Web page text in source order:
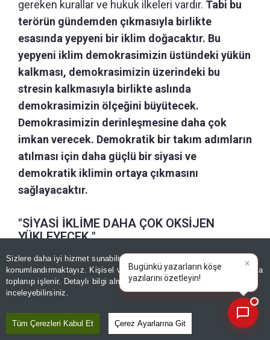
Sizlere daha iyi hizmet sunabilmek adına sitemizde
konumlandırmaktayız. Kişisel verileriniz, KVKK ve GDPR kapsamında
toplanıp işlenir. Detaylı bilgi almak içinAydınlatma Metnimizi
inceleyebilirsiniz.
Tüm Çerezleri Kabul Et Çerez Ayarlarına Git
gereken kurallar ve hukuk ilkeleri vardır. Tabi bu
terörün gündemden çıkmasıyla birlikte
esasında yepyeni bir iklim doğacaktır. Bu
yepyeni iklim demokrasimizin üstündeki yükün
kalkması, demokrasimizin üzerindeki bu
stresin kalkmasıyla birlikte aslında
demokrasimizin ölçeğini büyütecek.
Demokrasimizin derinleşmesine daha çok
imkan verecek. Demokratik bir takım adımların
atılması için daha güçlü bir siyasi ve
demokratik iklimin ortaya çıkmasını
sağlayacaktır.
"SİYASİ İKLİME DAHA ÇOK OKSİJEN
YÜKLEYECEK "
Bu arada bundan sonrasında bu silah
bahsettiğimiz şekilde PKK -KCK terör örgütü
sona erer, Milli Güvenlik Kurulu bu kararıyla, bu
tespitle teyit edilirse, bundan sonrasındaki süreç,
silahların bırakılması süreci sonuca bu şekilde
Bugünkü yazarların